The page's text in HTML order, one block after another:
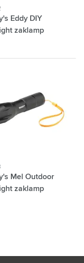
Eddy DIY
zaklamp
Mel Outdoor
zaklamp